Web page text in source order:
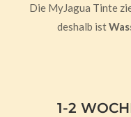
Die MyJagua Tinte
deshalb ist
1-2